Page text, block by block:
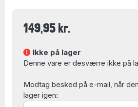
149,95 kr.
Ikke på lager
Denne vare er desværre ikke på
Modtag besked på e-mail, når
lager igen: